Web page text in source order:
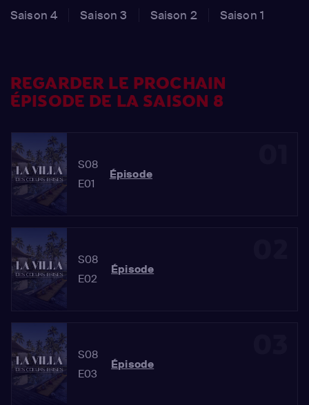
Saison 4
Saison 3 Saison 2 Saison 1
REGARDER LE PROCHAIN
ÉPISODE DE LA SAISON 8
S08
E01
Épisode
S08
E02
Épisode
S08
E03
Épisode